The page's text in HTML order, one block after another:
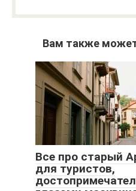
Вам также
Все про старый
для туристов,